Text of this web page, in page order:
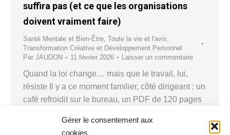
Gérer le consentement aux
cookies
suffira pas (et ce que les organisations
doivent vraiment faire)
Santé Mentale et Bien-Être, Toute la vie et l'avis,
Transformation Créative et Développement Personnel
Par JAUDON 11 février 2026 Laisser un commentaire
Quand la loi change… mais que le travail, lui,
résiste Il y a ce moment familier, côté dirigeant : un
café refroidit sur le bureau, un PDF de 120 pages
Bon, encore une réforme… ».C’est souvent à ce